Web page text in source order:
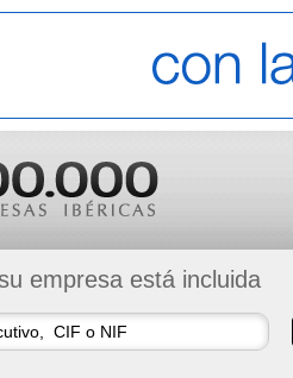
empresa está incluida